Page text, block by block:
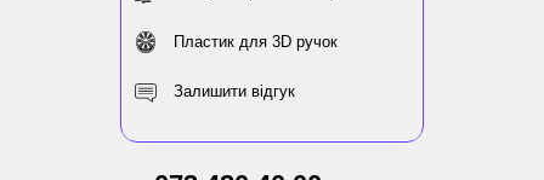
Пластик для 3D ручок
Залишити відгук